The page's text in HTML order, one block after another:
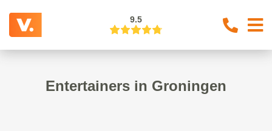
9.5
Entertainers in Groningen